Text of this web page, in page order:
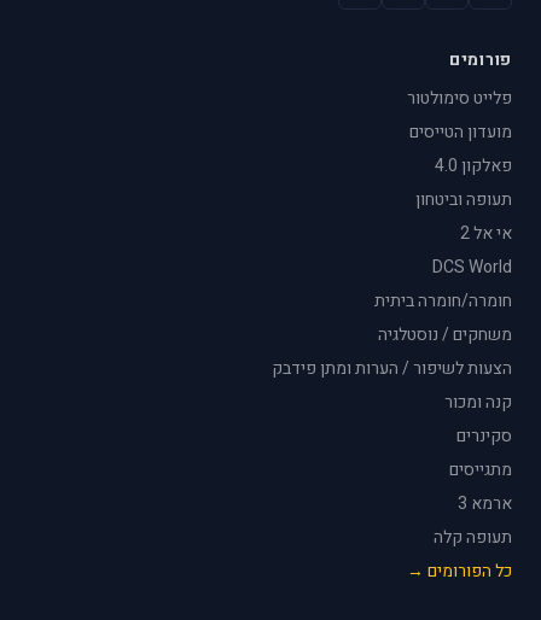
פורומים
פלייט סימולטור
מועדון הטייסים
פאלקון 4.0
תעופה וביטחון
אי אל 2
DCS World
חומרה/חומרה ביתית
משחקים / נוסטלגיה
הצעות לשיפור / הערות ומתן פידבק
קנה ומכור
סקינרים
מתגייסים
ארמא 3
תעופה קלה
כל הפורומים →